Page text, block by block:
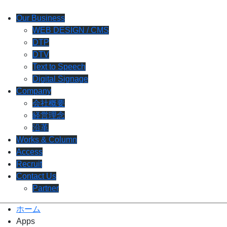
Our Business
WEB DESIGN / CMS
DTP
DTV
Text to Speech
Digital Signage
Company
会社概要
経営理念
沿革
Works & Column
Access
Recruit
Contact Us
Partner
ホーム
Apps